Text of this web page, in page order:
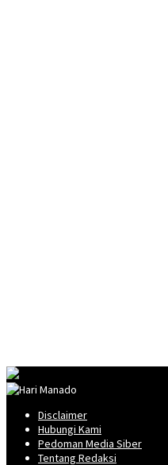
Disclaimer
Hubungi Kami
Pedoman Media Siber
Tentang Redaksi